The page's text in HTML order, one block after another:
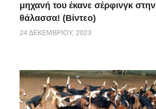
μηχανή του έκανε σέρφινγκ στην
θάλασσα! (Βίντεο)
24 ΔΕΚΕΜΒΡΊΟΥ, 2023